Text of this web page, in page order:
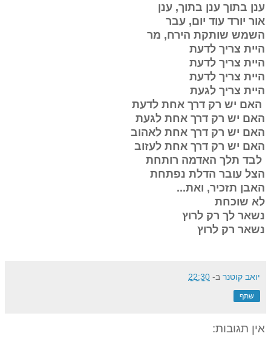
ענן בתוך ענן בתוך, ענן
אור יורד עוד יום, עבר
השמש שותקת הירח, מר
היית צריך לדעת
היית צריך לדעת
היית צריך לדעת
היית צריך לגעת
האם יש רק דרך אחת לדעת
האם יש רק דרך אחת לגעת
האם יש רק דרך אחת לאהוב
האם יש רק דרך אחת לעזוב
לבד תלך האדמה רותחת
הצל עובר הדלת נפתחת
האבן תזכיר, ואת...
לא שוכחת
נשאר לך רק לרוץ
נשאר רק לרוץ
יואב קוטנר ב- 22:30
שתף
אין תגובות: